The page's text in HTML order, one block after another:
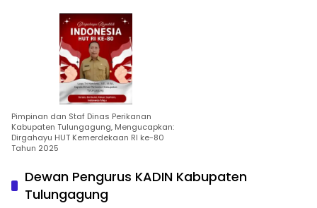
Pimpinan dan Staf Dinas Perikanan
Kabupaten Tulungagung, Mengucapkan:
Dirgahayu HUT Kemerdekaan RI ke-80
Tahun 2025
Dewan Pengurus KADIN Kabupaten
Tulungagung